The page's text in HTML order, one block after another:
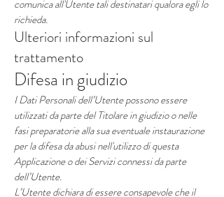
comunica all'Utente tali destinatari qualora egli lo
richieda.
Ulteriori informazioni sul
trattamento
Difesa in giudizio
I Dati Personali dell’Utente possono essere
utilizzati da parte del Titolare in giudizio o nelle
fasi preparatorie alla sua eventuale instaurazione
per la difesa da abusi nell'utilizzo di questa
Applicazione o dei Servizi connessi da parte
dell’Utente.
L’Utente dichiara di essere consapevole che il